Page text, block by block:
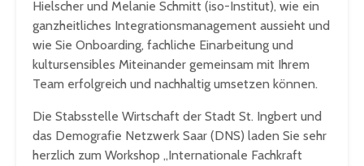
Hielscher und Melanie Schmitt (iso-Institut), wie ein
ganzheitliches Integrationsmanagement aussieht und
wie Sie Onboarding, fachliche Einarbeitung und
kultursensibles Miteinander gemeinsam mit Ihrem
Team erfolgreich und nachhaltig umsetzen können.
Die Stabsstelle Wirtschaft der Stadt St. Ingbert und
das Demografie Netzwerk Saar (DNS) laden Sie sehr
herzlich zum Workshop „Internationale Fachkraft